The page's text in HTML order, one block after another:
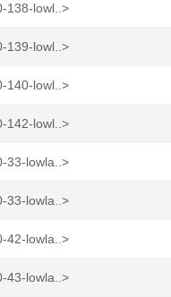
138-lowl..>
139-lowl..>
140-lowl..>
142-lowl..>
33-lowla..>
33-lowla..>
42-lowla..>
43-lowla..>